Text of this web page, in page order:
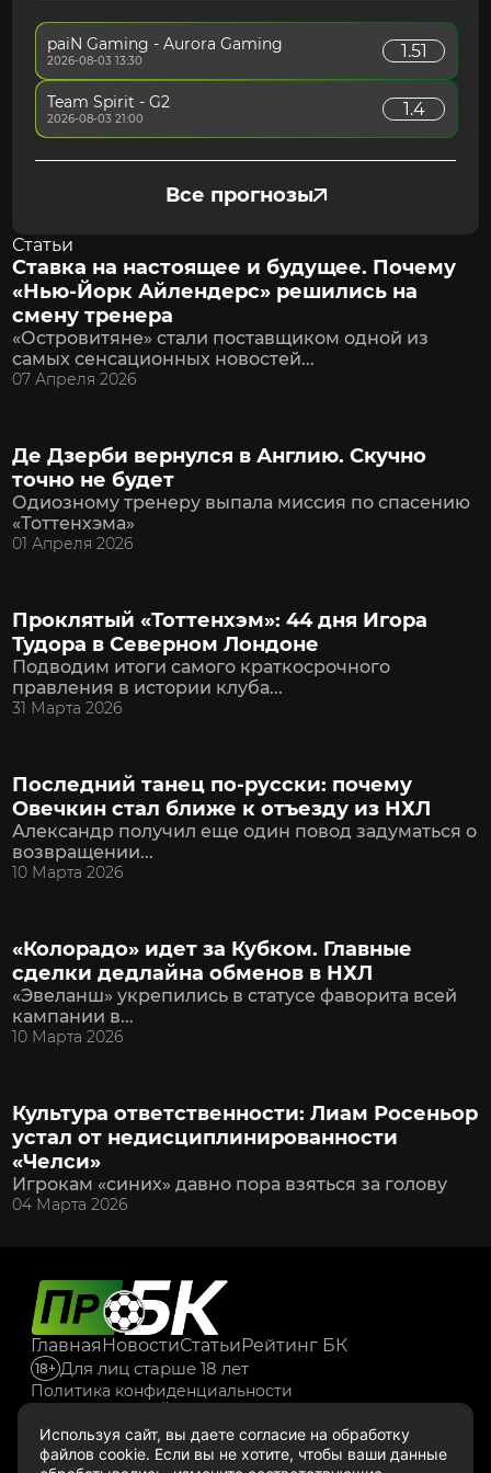
Интерфейс/фичи
5
Служба поддержки
5
Бонусы и акции
4
Интерфейс/фичи
4
Удобство платежей
4
Служба поддержки
4
Бонусы и акции
4
Интерфейс/фичи
5
paiN Gaming - Aurora Gaming
2026-08-03 13:30 1.51
Team Spirit - G2
2026-08-03 21:00 1.4
Все прогнозы
Статьи
Ставка на настоящее и будущее. Почему
«Нью-Йорк Айлендерс» решились на
смену тренера
«Островитяне» стали поставщиком одной из
самых сенсационных новостей...
07 Апреля 2026
Де Дзерби вернулся в Англию. Скучно
точно не будет
Одиозному тренеру выпала миссия по спасению
«Тоттенхэма»
01 Апреля 2026
Проклятый «Тоттенхэм»: 44 дня Игора
Тудора в Северном Лондоне
Подводим итоги самого краткосрочного
правления в истории клуба...
31 Марта 2026
Последний танец по-русски: почему
Овечкин стал ближе к отъезду из НХЛ
Александр получил еще один повод задуматься о
возвращении...
10 Марта 2026
«Колорадо» идет за Кубком. Главные
сделки дедлайна обменов в НХЛ
«Эвеланш» укрепились в статусе фаворита всей
кампании в...
10 Марта 2026
Культура ответственности: Лиам Росеньор
устал от недисциплинированности
«Челси»
Игрокам «синих» давно пора взяться за голову
04 Марта 2026
Главная НовостиСтатьиРейтинг БК
Политика конфиденциальности
1127747144579
18+ Для лиц старше 18 лет
СМИ «ПРО БК», сетевое издание, зарегистрировано
Используя сайт, вы даете согласие на обработку
файлов cookie. Если вы не хотите, чтобы ваши данные